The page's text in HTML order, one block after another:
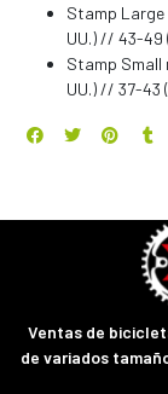
Stamp Large
UU.) // 43-49
Stamp Small
UU.) // 37-43
Ventas de
de variados